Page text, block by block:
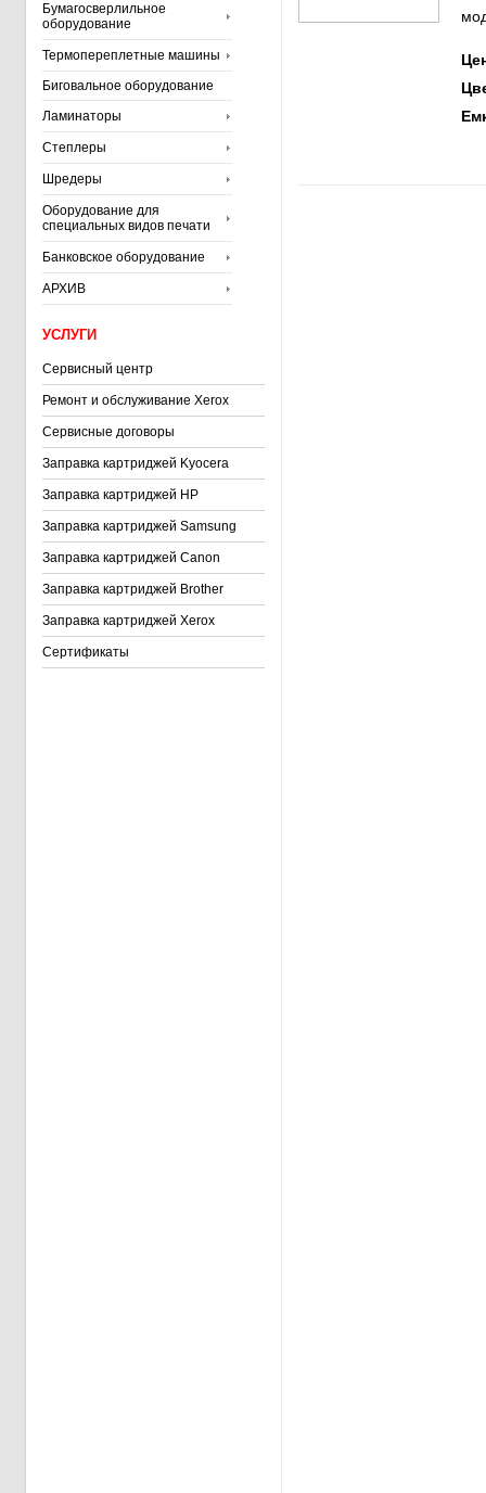
Бумагосверлильное
оборудование
Термопереплетные машины
Биговальное оборудование
Ламинаторы
Степлеры
Шредеры
Оборудование для
специальных видов печати
Банковское оборудование
АРХИВ
УСЛУГИ
Сервисный центр
Ремонт и обслуживание Xerox
Сервисные договоры
Заправка картриджей Kyocera
Заправка картриджей HP
Заправка картриджей Samsung
Заправка картриджей Canon
Заправка картриджей Brother
Заправка картриджей Xerox
Сертификаты